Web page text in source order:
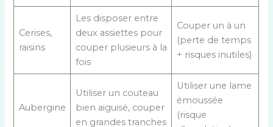
Cerises,
raisins
Les disposer entre
deux assiettes pour
couper plusieurs à la
fois
Couper un à un
(perte de temps
+ risques inutiles)
Aubergine
Utiliser un couteau
bien aiguisé, couper
en grandes tranches
Utiliser une lame
émoussée
(risque